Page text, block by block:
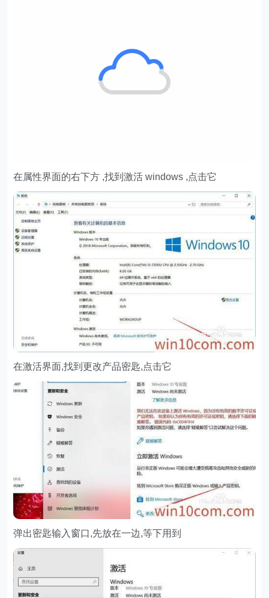
在属性界面的右下方 ,找到激活 windows ,点击它
在激活界面,找到更改产品密匙,点击它
弹出密匙输入窗口,先放在一边,等下用到